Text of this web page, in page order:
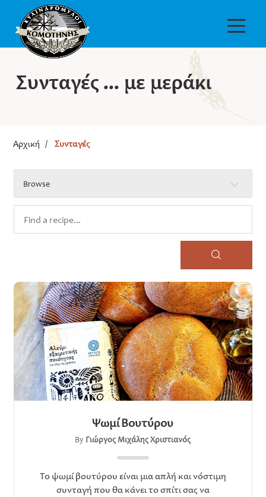
Συνταγές ... με μεράκι
Αρχική /Συνταγές
Browse
Ψωμί Βουτύρου
By Γιώργος Μιχάλης Χριστιανός
Το ψωμί βουτύρου είναι μια απλή και νόστιμη
συνταγή που θα κάνει το σπίτι σας να